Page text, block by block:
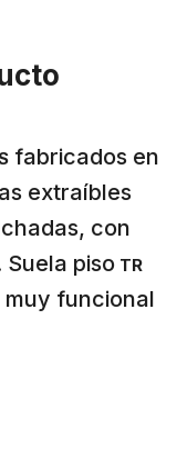
fabricados en
extraíbles
con
piso TR
funcional